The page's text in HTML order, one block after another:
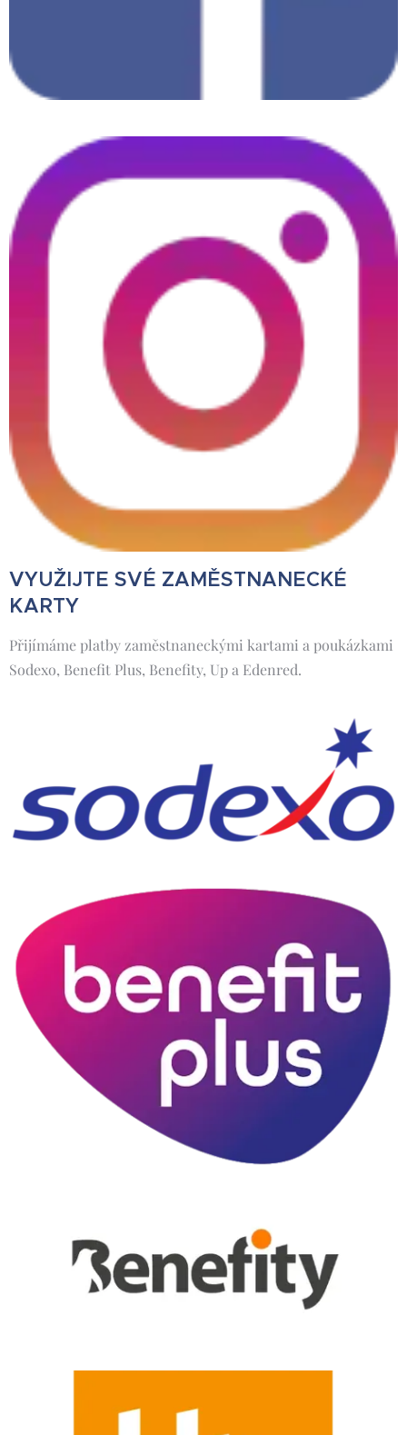
VYUŽIJTE SVÉ ZAMĚSTNANECKÉ
KARTY
Přijímáme platby zaměstnaneckými kartami a poukázkami
Sodexo, Benefit Plus, Benefity, Up a Edenred.